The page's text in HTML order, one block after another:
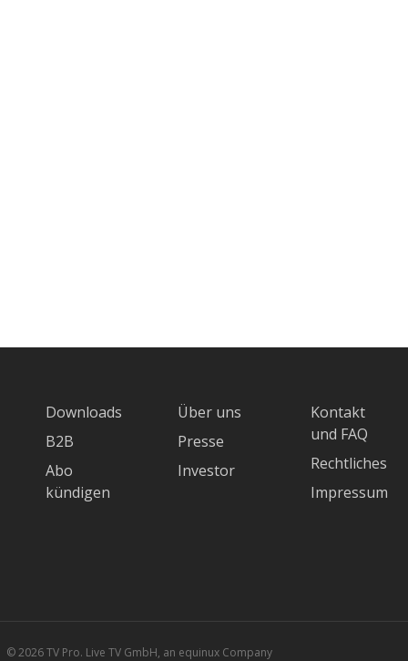
Downloads
B2B
Abo
kündigen
Über uns
Presse
Investor
Kontakt
und FAQ
Rechtliches
Impressum
© 2026 TV Pro. Live TV GmbH, an equinux Company